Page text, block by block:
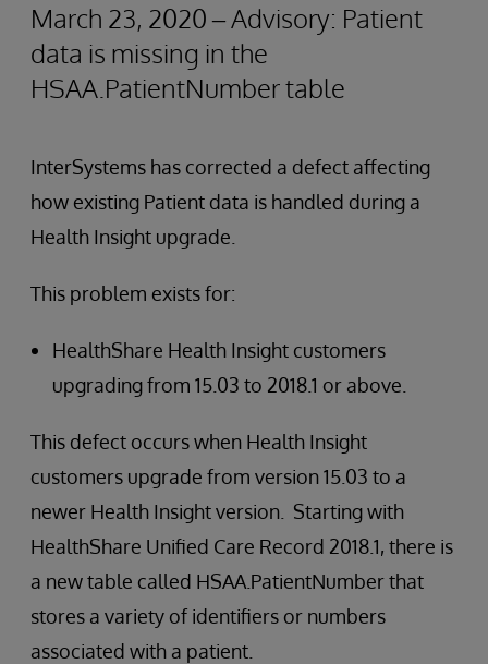
March 23, 2020 – Advisory: Patient
data is missing in the
HSAA.PatientNumber table
InterSystems has corrected a defect affecting
how existing Patient data is handled during a
Health Insight upgrade.
This problem exists for:
HealthShare Health Insight customers
upgrading from 15.03 to 2018.1 or above.
This defect occurs when Health Insight
customers upgrade from version 15.03 to a
newer Health Insight version. Starting with
HealthShare Unified Care Record 2018.1, there is
a new table called HSAA.PatientNumber that
stores a variety of identifiers or numbers
associated with a patient.